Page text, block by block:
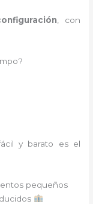
, con
y barato es el
pequeños